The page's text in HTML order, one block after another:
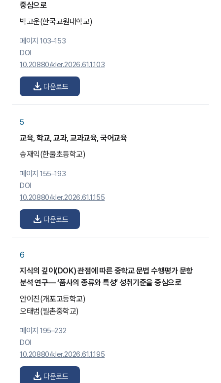
중심으로
다운로드
download
박고운(한국교원대학교)
페이지 103–153
DOI
10.20880/kler.2026.61.1.103
5
교육, 학교, 교과, 교과교육, 국어교육
다운로드
download
송재익(한울초등학교)
페이지 155–193
DOI
10.20880/kler.2026.61.1.155
6
지식의 깊이(DOK) 관점에 따른 중학교 문법 수행평가 문항
분석 연구— ‘품사의 종류와 특성’ 성취기준을 중심으로
다운로드
download
안이진(개포고등학교)
오태범(월촌중학교)
페이지 195–232
DOI
10.20880/kler.2026.61.1.195